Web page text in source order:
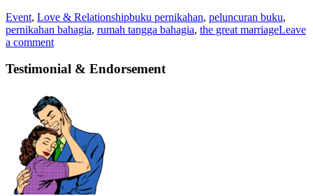
Event, Love & Relationshipbuku pernikahan, peluncuran buku,
pernikahan bahagia, rumah tangga bahagia, the great marriageLeave
a comment
Testimonial & Endorsement